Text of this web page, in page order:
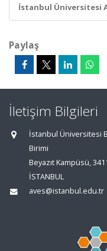
İstanbul Üniversitesi
Paylaş
İletişim Bilgileri
İstanbul Üniversitesi
Birimi
Beyazıt Kampüsü,
İSTANBUL
aves@istanbul.edu.tr